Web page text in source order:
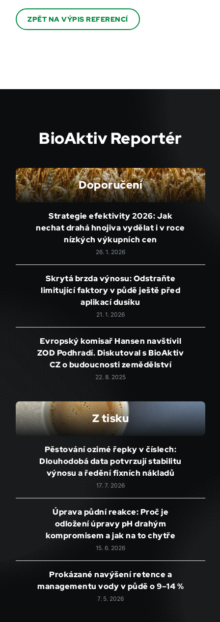
ZPĚT NA VÝPIS REFERENCÍ
BioAktiv Reportér
Doporučení
Strategie efektivity 2026: Jak
nechat drahá hnojiva vydělat i v roce
nízkých výkupních cen
26. 1. 2026
Skrytá brzda výnosu: Odstraňte
limitující faktory v půdě ještě před
aplikací dusíku
21. 1. 2026
Evropský komisař Hansen navštívil
ZOD Podhradí. Diskutoval s BioAktiv
CZ o budoucnosti zemědělství
22. 8. 2025
Z tisku
Pěstování ozimé řepky v číslech:
Dlouhodobá data potvrzují stabilitu
výnosu a ředění fixních nákladů
17. 7. 2026
Úprava půdní reakce: Proč je
odložení úpravy pH drahým
kompromisem a jak na to chytře
15. 6. 2026
Prokázané navýšení retence a
managementu vody v půdě o 9–14 %
7. 5. 2026